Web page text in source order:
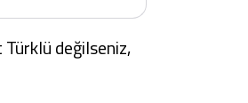
değilseniz,